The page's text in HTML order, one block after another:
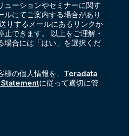
ューションやセミナーに関す
ルにてご案内する場合があり
りするメールにあるリンクか
止できます。 以上をご理解・
場合には「はい」を選択くだ
の個人情報を、 Teradata
に従って適切に管